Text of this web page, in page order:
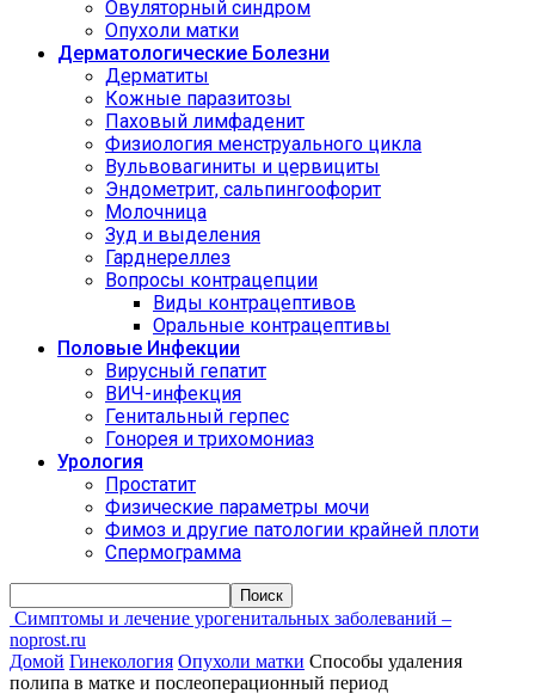
Овуляторный синдром
Опухоли матки
Дерматологические Болезни
Дерматиты
Кожные паразитозы
Паховый лимфаденит
Физиология менструального цикла
Вульвовагиниты и цервициты
Эндометрит, сальпингоофорит
Молочница
Зуд и выделения
Гарднереллез
Вопросы контрацепции
Виды контрацептивов
Оральные контрацептивы
Половые Инфекции
Вирусный гепатит
ВИЧ-инфекция
Генитальный герпес
Гонорея и трихомониаз
Урология
Простатит
Физические параметры мочи
Фимоз и другие патологии крайней плоти
Спермограмма
Симптомы и лечение урогенитальных заболеваний –
noprost.ru
Домой Гинекология Опухоли матки Способы удаления
полипа в матке и послеоперационный период